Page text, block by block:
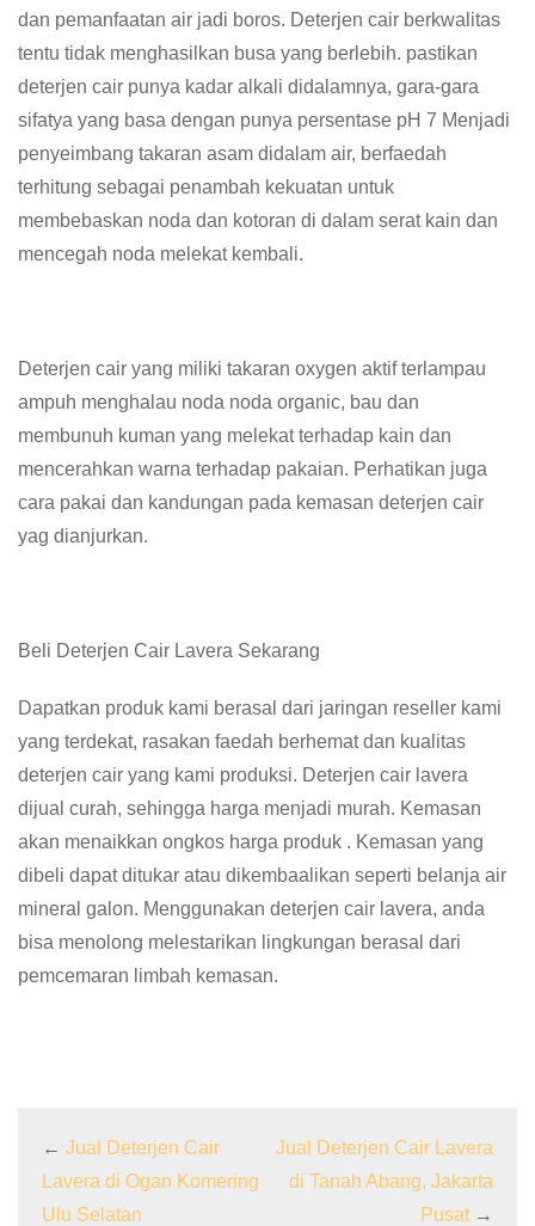
dan pemanfaatan air jadi boros. Deterjen cair berkwalitas
tentu tidak menghasilkan busa yang berlebih. pastikan
deterjen cair punya kadar alkali didalamnya, gara-gara
sifatya yang basa dengan punya persentase pH 7 Menjadi
penyeimbang takaran asam didalam air, berfaedah
terhitung sebagai penambah kekuatan untuk
membebaskan noda dan kotoran di dalam serat kain dan
mencegah noda melekat kembali.
Deterjen cair yang miliki takaran oxygen aktif terlampau
ampuh menghalau noda noda organic, bau dan
membunuh kuman yang melekat terhadap kain dan
mencerahkan warna terhadap pakaian. Perhatikan juga
cara pakai dan kandungan pada kemasan deterjen cair
yag dianjurkan.
Beli Deterjen Cair Lavera Sekarang
Dapatkan produk kami berasal dari jaringan reseller kami
yang terdekat, rasakan faedah berhemat dan kualitas
deterjen cair yang kami produksi. Deterjen cair lavera
dijual curah, sehingga harga menjadi murah. Kemasan
akan menaikkan ongkos harga produk . Kemasan yang
dibeli dapat ditukar atau dikembaalikan seperti belanja air
mineral galon. Menggunakan deterjen cair lavera, anda
bisa menolong melestarikan lingkungan berasal dari
pemcemaran limbah kemasan.
← Jual Deterjen Cair
Lavera di Ogan Komering
Ulu Selatan
Jual Deterjen Cair Lavera
di Tanah Abang, Jakarta
Pusat→